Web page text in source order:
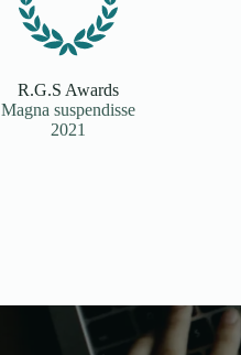
R.G.S Awards
Magna suspendisse
2021